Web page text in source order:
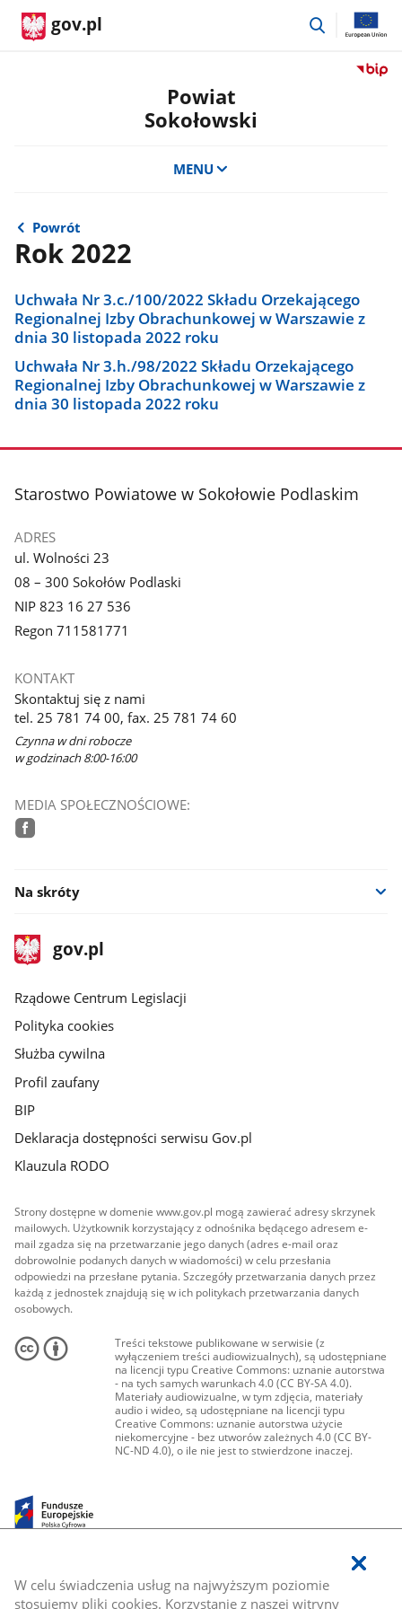
W celu świadczenia usług na najwyższym poziomie
stosujemy pliki cookies. Korzystanie z naszej witryny
gov.pl
przejdź
Przejdź
Powiat
Sokołowski
MENU
Powrót
Rok 2022
Uchwała Nr 3.c./100/2022 Składu Orzekającego
Regionalnej Izby Obrachunkowej w Warszawie z
dnia 30 listopada 2022 roku
Uchwała Nr 3.h./98/2022 Składu Orzekającego
Regionalnej Izby Obrachunkowej w Warszawie z
dnia 30 listopada 2022 roku
stopka
Starostwo Powiatowe w Sokołowie Podlaskim
ADRES
ul. Wolności 23
08 – 300 Sokołów Podlaski
NIP 823 16 27 536
Regon 711581771
KONTAKT
Skontaktuj się z nami
tel. 25 781 74 00, fax. 25 781 74 60
Czynna w dni robocze
w godzinach 8:00-16:00
MEDIA SPOŁECZNOŚCIOWE:
Na skróty
stopka
gov.plStrona
gov.pl
Rządowe Centrum Legislacji
Polityka cookies
Służba cywilna
Profil zaufany
BIP
Deklaracja dostępności serwisu Gov.pl
Klauzula RODO
Strony dostępne w domenie www.gov.pl mogą zawierać adresy skrzynek
mailowych. Użytkownik korzystający z odnośnika będącego adresem e-
mail zgadza się na przetwarzanie jego danych (adres e-mail oraz
dobrowolnie podanych danych w wiadomości) w celu przesłania
odpowiedzi na przesłane pytania. Szczegóły przetwarzania danych przez
każdą z jednostek znajdują się w ich politykach przetwarzania danych
osobowych.
Treści tekstowe publikowane w serwisie (z
wyłączeniem treści audiowizualnych), są udostępniane
na licencji typu Creative Commons: uznanie autorstwa
- na tych samych warunkach 4.0 (CC BY-SA 4.0).
Materiały audiowizualne, w tym zdjęcia, materiały
audio i wideo, są udostępniane na licencji typu
Creative Commons: uznanie autorstwa użycie
niekomercyjne - bez utworów zależnych 4.0 (CC BY-
NC-ND 4.0), o ile nie jest to stwierdzone inaczej.